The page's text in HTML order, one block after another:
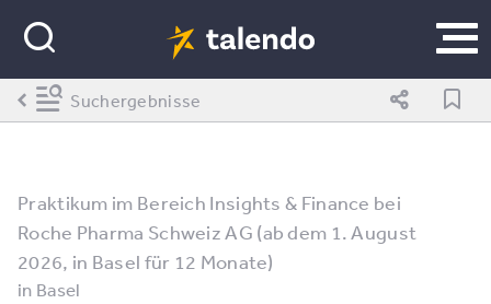
Praktikum im Bereich Insights & Finance bei
Roche Pharma Schweiz AG (ab dem 1. August
2026, in Basel für 12 Monate)
in Basel
Suchergebnisse